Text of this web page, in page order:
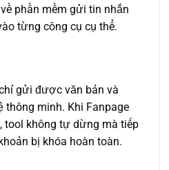
phần mềm gửi tin nhắn
từng công cụ cụ thể.
gửi được văn bản và
thông minh. Khi Fanpage
tool không tự dừng mà tiếp
bị khóa hoàn toàn.